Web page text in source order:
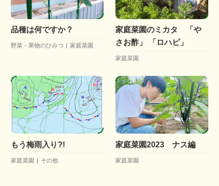
品種は何ですか？
野菜・果物のひみつ 家庭菜園
家庭菜園のミカタ 「や
さお酢」 「ロハピ」
家庭菜園
もう梅雨入り?!
家庭菜園 その他
家庭菜園2023 ナス編
家庭菜園